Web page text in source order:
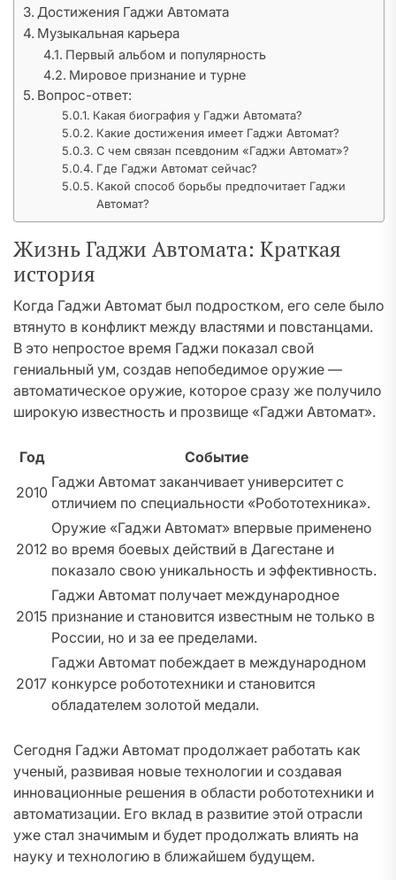
Достижения Гаджи Автомата
Музыкальная карьера
Первый альбом и популярность
Мировое признание и турне
Вопрос-ответ:
Какая биография у Гаджи Автомата?
Какие достижения имеет Гаджи Автомат?
С чем связан псевдоним «Гаджи Автомат»?
Где Гаджи Автомат сейчас?
Какой способ борьбы предпочитает Гаджи
Автомат?
Жизнь Гаджи Автомата: Краткая
история
Когда Гаджи Автомат был подростком, его селе было
втянуто в конфликт между властями и повстанцами.
В это непростое время Гаджи показал свой
гениальный ум, создав непобедимое оружие —
автоматическое оружие, которое сразу же получило
широкую известность и прозвище «Гаджи Автомат».
Год
Событие
2010
Гаджи Автомат заканчивает университет с
отличием по специальности «Робототехника».
2012
Оружие «Гаджи Автомат» впервые применено
во время боевых действий в Дагестане и
показало свою уникальность и эффективность.
2015
Гаджи Автомат получает международное
признание и становится известным не только в
России, но и за ее пределами.
2017
Гаджи Автомат побеждает в международном
конкурсе робототехники и становится
обладателем золотой медали.
Сегодня Гаджи Автомат продолжает работать как
ученый, развивая новые технологии и создавая
инновационные решения в области робототехники и
автоматизации. Его вклад в развитие этой отрасли
уже стал значимым и будет продолжать влиять на
науку и технологию в ближайшем будущем.